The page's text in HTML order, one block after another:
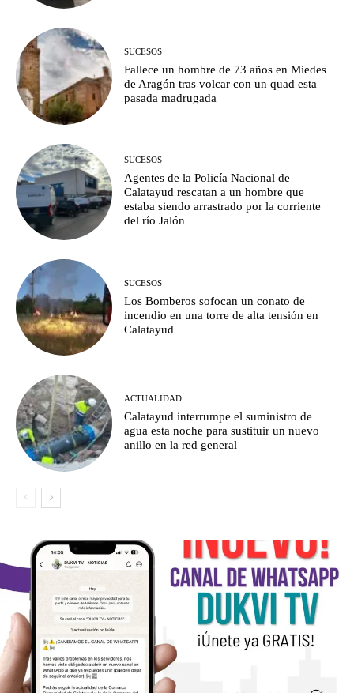
SUCESOS
Fallece un hombre de 73 años en Miedes
de Aragón tras volcar con un quad esta
pasada madrugada
SUCESOS
Agentes de la Policía Nacional de
Calatayud rescatan a un hombre que
estaba siendo arrastrado por la corriente
del río Jalón
SUCESOS
Los Bomberos sofocan un conato de
incendio en una torre de alta tensión en
Calatayud
ACTUALIDAD
Calatayud interrumpe el suministro de
agua esta noche para sustituir un nuevo
anillo en la red general